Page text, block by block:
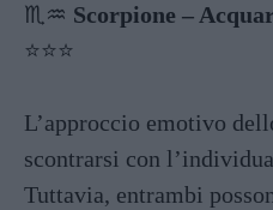
♏️♒️ Scorpione –
⭐️⭐️⭐️
L’approccio emotivo
scontrarsi con
Tuttavia, entrambi